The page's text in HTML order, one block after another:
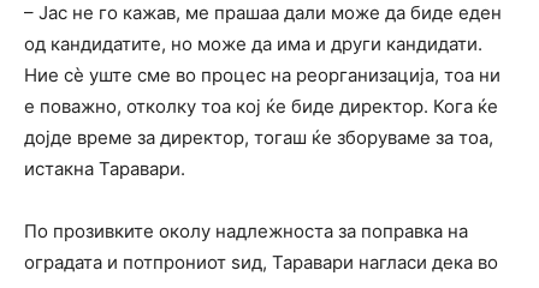
– Јас не го кажав, ме прашаа дали може да биде еден
од кандидатите, но може да има и други кандидати.
Ние сè уште сме во процес на реорганизација, тоа ни
е поважно, отколку тоа кој ќе биде директор. Кога ќе
дојде време за директор, тогаш ќе зборуваме за тоа,
истакна Таравари.
По прозивките околу надлежноста за поправка на
оградата и потпрониот ѕид, Таравари нагласи дека во